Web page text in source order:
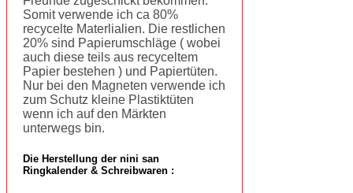
Somit verwende ich ca 80%
recycelte Materlialien. Die restlichen
20% sind Papierumschläge ( wobei
auch diese teils aus recyceltem
Papier bestehen ) und Papiertüten.
Nur bei den Magneten verwende ich
zum Schutz kleine Plastiktüten
wenn ich auf den Märkten
unterwegs bin.
Die Herstellung der nini san
Ringkalender & Schreibwaren :